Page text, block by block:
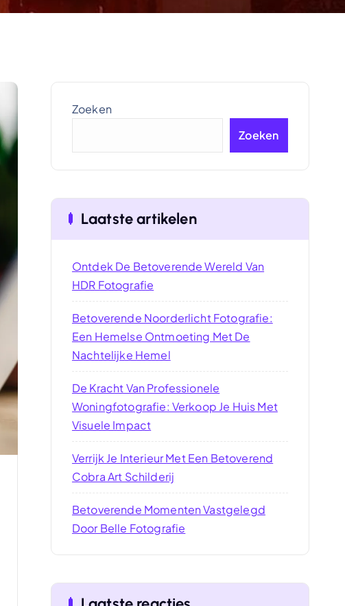
Zoeken
Zoeken
Laatste artikelen
Ontdek De Betoverende Wereld Van
HDR Fotografie
Betoverende Noorderlicht Fotografie:
Een Hemelse Ontmoeting Met De
Nachtelijke Hemel
De Kracht Van Professionele
Woningfotografie: Verkoop Je Huis Met
Visuele Impact
Verrijk Je Interieur Met Een Betoverend
Cobra Art Schilderij
Betoverende Momenten Vastgelegd
Door Belle Fotografie